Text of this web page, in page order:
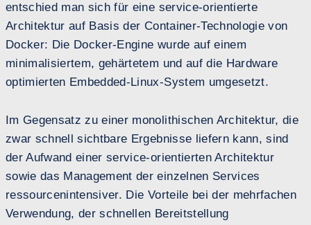
entschied man sich für eine service-orientierte
Architektur auf Basis der Container-Technologie von
Docker: Die Docker-Engine wurde auf einem
minimalisiertem, gehärtetem und auf die Hardware
optimierten Embedded-Linux-System umgesetzt.
Im Gegensatz zu einer monolithischen Architektur, die
zwar schnell sichtbare Ergebnisse liefern kann, sind
der Aufwand einer service-orientierten Architektur
sowie das Management der einzelnen Services
ressourcenintensiver. Die Vorteile bei der mehrfachen
Verwendung, der schnellen Bereitstellung